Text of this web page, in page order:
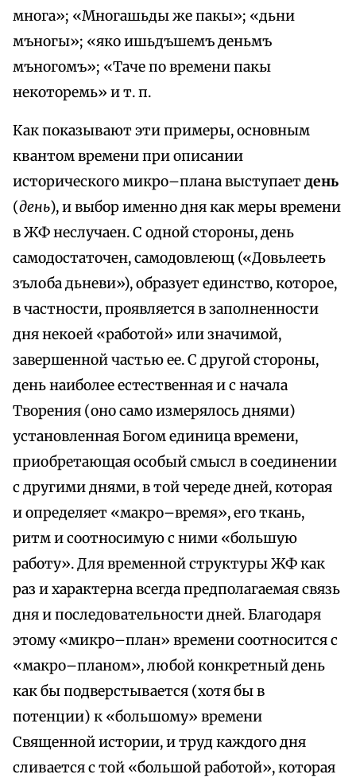
многа»; «Многашьды же пакы»; «дьни
мъногы»; «яко ишьдъшемъ деньмъ
мъногомъ»; «Таче по времени пакы
некоторемь» и т. п.
Как показывают эти примеры, основным
квантом времени при описании
исторического микро–плана выступаетдень
(день), и выбор именно дня как меры времени
в ЖФ неслучаен. С одной стороны, день
самодостаточен, самодовлеющ («Довьлееть
зълоба дьневи»), образует единство, которое,
в частности, проявляется в заполненности
дня некоей «работой» или значимой,
завершенной частью ее. С другой стороны,
день наиболее естественная и с начала
Творения (оно само измерялось днями)
установленная Богом единица времени,
приобретающая особый смысл в соединении
с другими днями, в той череде дней, которая
и определяет «макро–время», его ткань,
ритм и соотносимую с ними «большую
работу». Для временной структуры ЖФ как
раз и характерна всегда предполагаемая связь
дня и последовательности дней. Благодаря
этому «микро–план» времени соотносится с
«макро–планом», любой конкретный день
как бы подверстывается (хотя бы в
потенции) к «большому» времени
Священной истории, и труд каждого дня
сливается с той «большой работой», которая